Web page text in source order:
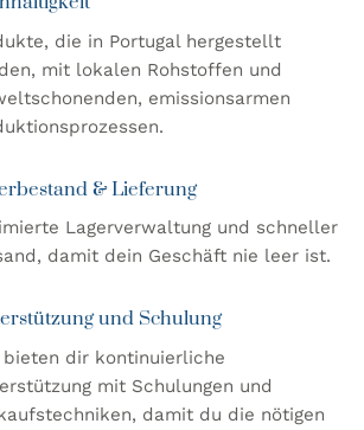
die in Portugal hergestellt
mit lokalen Rohstoffen und
emissionsarmen
& Lieferung
Lagerverwaltung und schneller
damit dein Geschäft nie leer ist.
und Schulung
bieten dir kontinuierliche
mit Schulungen und
damit du die nötigen